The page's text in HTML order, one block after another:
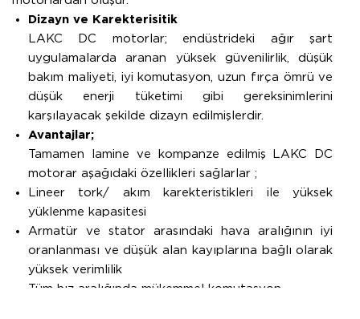
Dizayn ve Karekterisitik
LAKC DC motorlar; endüstrideki ağır şart
uygulamalarda aranan yüksek güvenilirlik, düşük
bakım maliyeti, iyi komutasyon, uzun fırça ömrü ve
düşük enerji tüketimi gibi gereksinimlerini
karşılayacak şekilde dizayn edilmişlerdir.
Avantajlar;
Tamamen lamine ve kompanze edilmiş LAKC DC
motorar aşağıdaki özellikleri sağlarlar ;
Lineer tork/ akım karekteristikleri ile yüksek
yüklenme kapasitesi
Armatür ve stator arasındaki hava aralığının iyi
oranlanması ve düşük alan kayıplarına bağlı olarak
yüksek verimlilik
Tüm hız aralığında mükemmel komutasyon